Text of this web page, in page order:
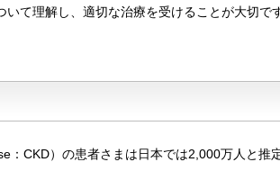
て理解し、適切な治療を受けることが大切です
CKD）の患者さまは日本では2,000万人と推